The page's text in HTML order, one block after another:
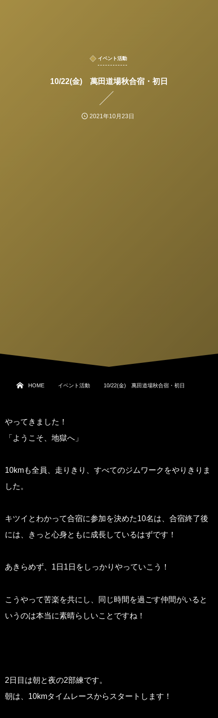
イベント活動
10/22(金) 萬田道場秋合宿・初日
2021年10月23日
HOME イベント活動 10/22(金) 萬田道場秋合宿・初日
やってきました！
「ようこそ、地獄へ」
10kmも全員、走りきり、すべてのジムワークをやりきりま
した。
キツイとわかって合宿に参加を決めた10名は、合宿終了後
には、きっと心身ともに成長しているはずです！
あきらめず、1日1日をしっかりやっていこう！
こうやって苦楽を共にし、同じ時間を過ごす仲間がいると
いうのは本当に素晴らしいことですね！
2日目は朝と夜の2部練です。
朝は、10kmタイムレースからスタートします！